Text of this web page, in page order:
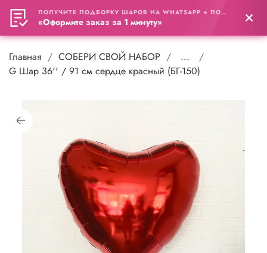
0
Главная СОБЕРИ СВОЙ НАБОР
...
G Шар 36'' / 91 см сердце красный (БГ-150)
ПОЛУЧИТЕ ПОДБОРКУ ШАРОВ НА WHATSAPP + ПОДАРОК
«Оформите заказ за 1 минуту»